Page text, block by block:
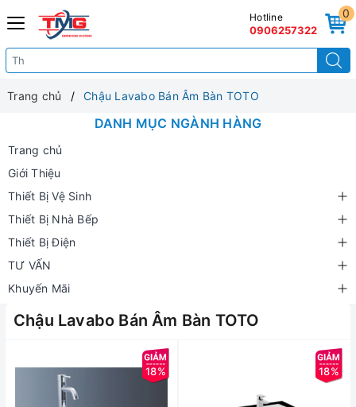
0
Hotline
0906257322
Trang chủ Chậu Lavabo Bán Âm Bàn TOTO
DANH MỤC NGÀNH HÀNG
Trang chủ
Giới Thiệu
Thiết Bị Vệ Sinh
Thiết Bị Nhà Bếp
Thiết Bị Điện
TƯ VẤN
Khuyến Mãi
Chậu Lavabo Bán Âm Bàn TOTO
18% 18%